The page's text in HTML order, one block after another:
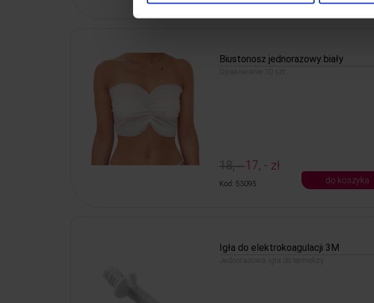
Biustonosz jednorazowy biały
Opakowanie 10 szt.
18, -17, - zł
Kod: 53095 do koszyka
Igła do elektrokoagulacji 3M
Jednorazowa igła do termolizy